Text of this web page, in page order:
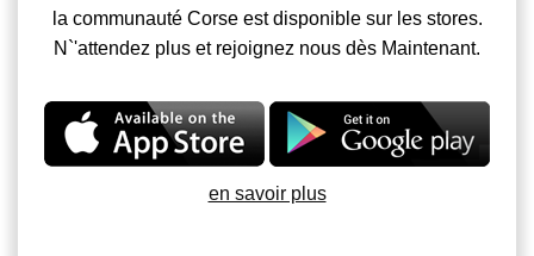
la communauté Corse est disponible sur les stores.
N`'attendez plus et rejoignez nous dès Maintenant.
en savoir plus